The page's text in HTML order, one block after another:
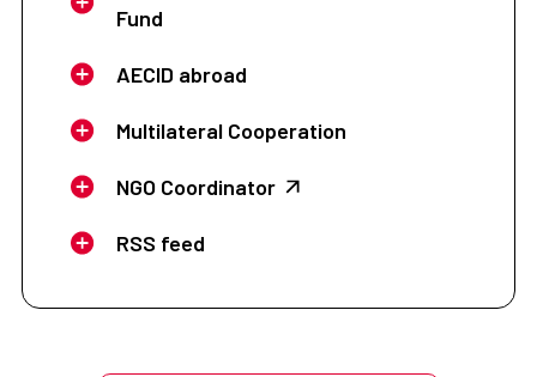
Fund
AECID abroad
Multilateral Cooperation
NGO Coordinator
RSS feed